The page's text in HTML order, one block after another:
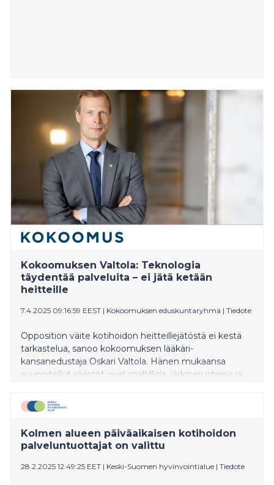
Kokoomuksen Valtola: Teknologia
täydentää palveluita – ei jätä ketään
heitteille
7.4.2025 09:16:59 EEST | Kokoomuksen eduskuntaryhmä | Tiedote
Opposition väite kotihoidon heitteillejätöstä ei kestä
tarkastelua, sanoo kokoomuksen lääkäri-
kansanedustaja Oskari Valtola. Hänen mukaansa
suunnitellut säästöt ovat maltillisia, järkiperusteisia ja
vähetessä ja kotihoidon tarpeen kasvaessa.
Kolmen alueen päiväaikaisen kotihoidon
palveluntuottajat on valittu
28.2.2025 12:49:25 EET | Keski-Suomen hyvinvointialue | Tiedote